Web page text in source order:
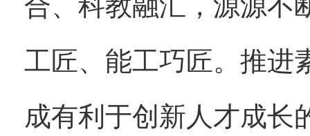
工匠、能工巧匠。推进
成有利于创新人才成长